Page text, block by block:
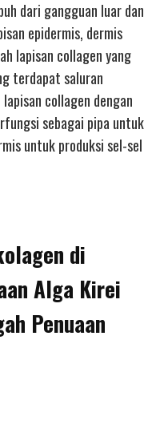
dari gangguan luar dan
epidermis, dermis
lapisan collagen yang
terdapat saluran
collagen dengan
sebagai pipa untuk
untuk produksi sel-sel
di
Alga Kirei
Penuaan